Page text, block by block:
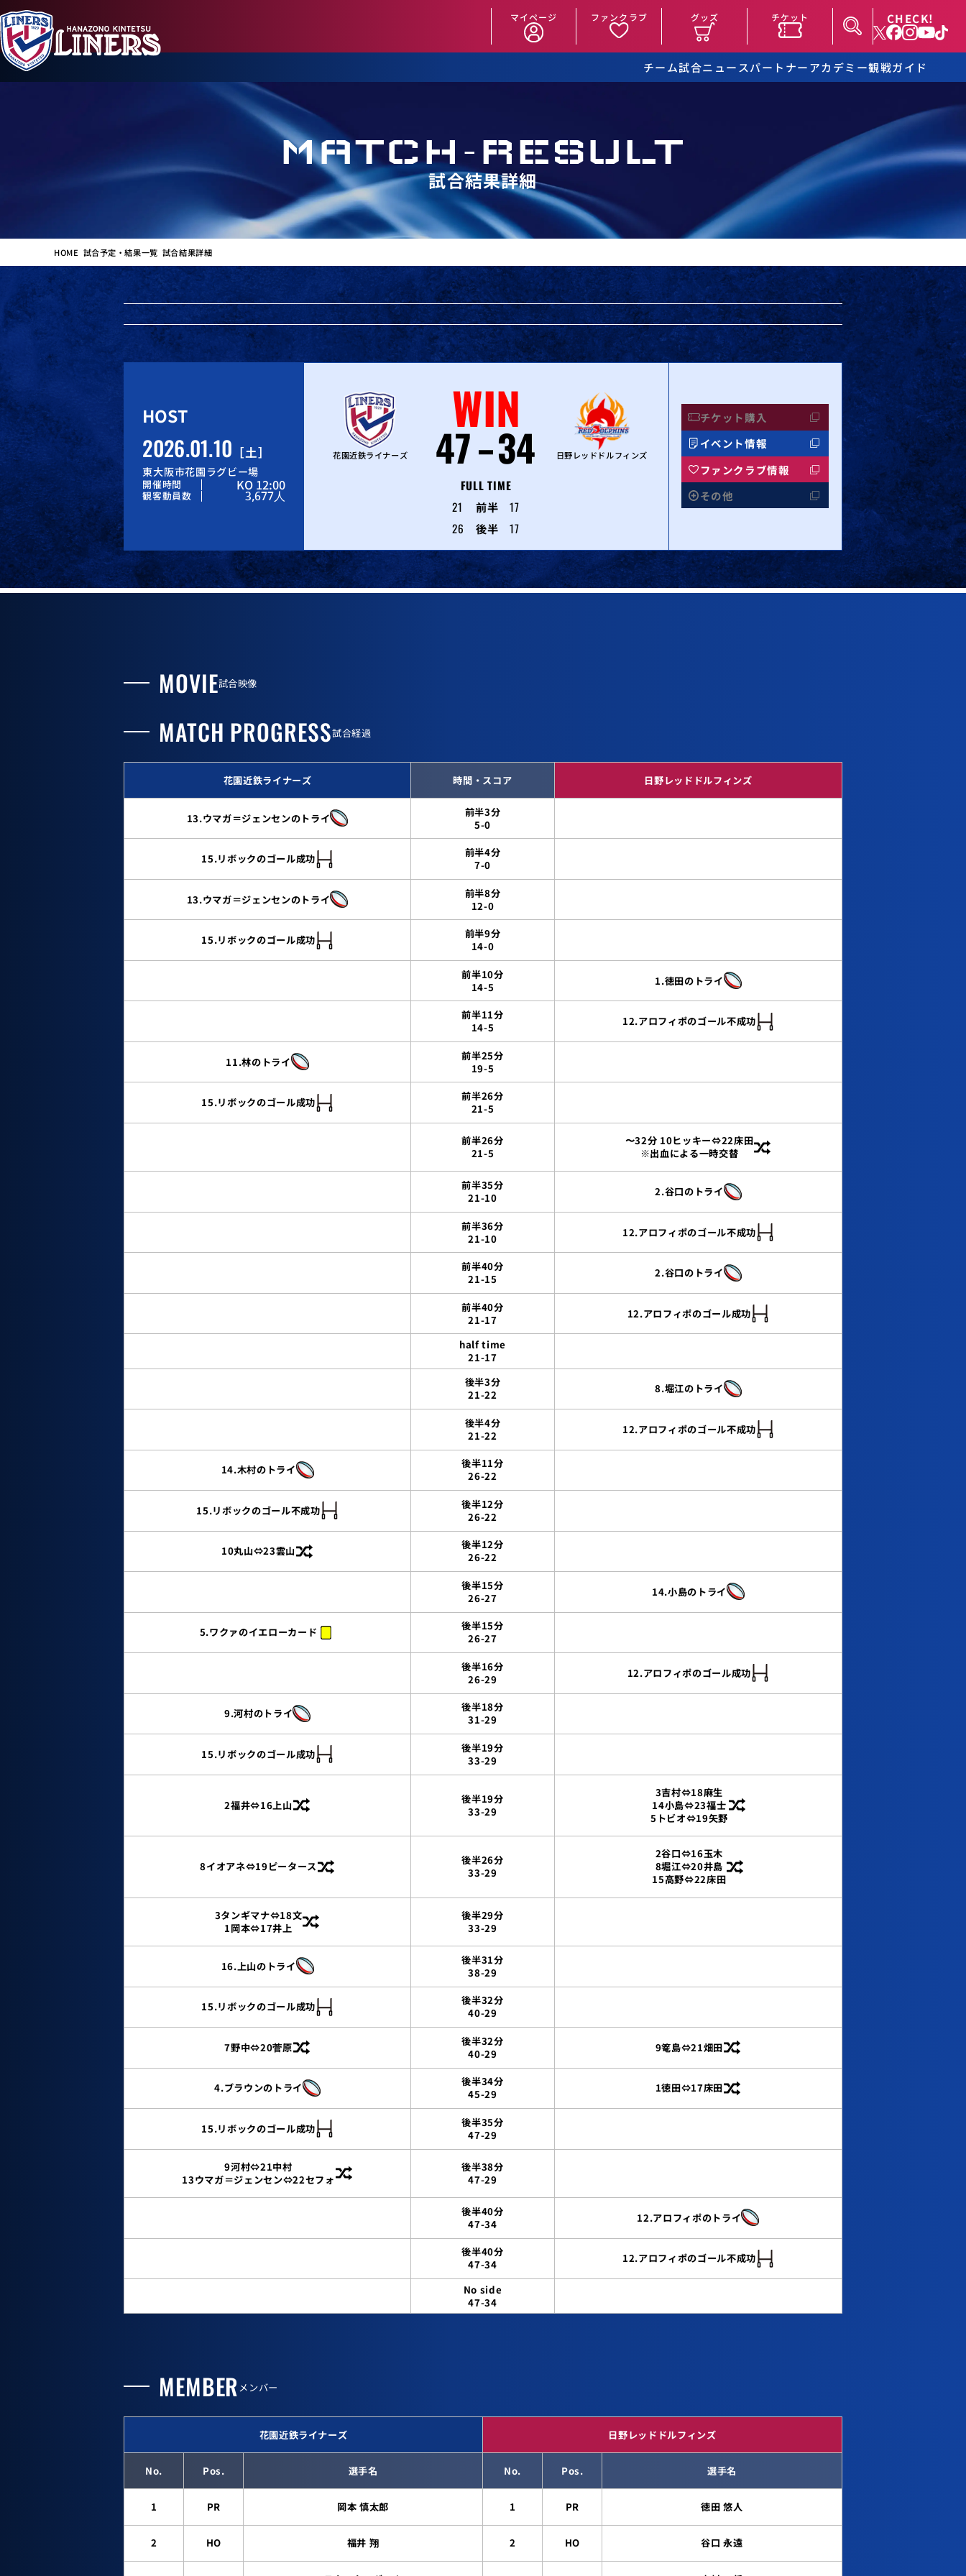
マイページ ファンクラブ グッズ チケット CHECK!
チーム試合ニュースパートナーアカデミー観戦ガイド
MATCH - RESULT
試合結果詳細
HOME 試合予定・結果一覧 試合結果詳細
HOST
2026.01.10 土
東大阪市花園ラグビー場
開催時間 KO 12:00
観客動員数 3,677人
花園近鉄ライナーズ
WIN
47 34 日野レッドドルフィンズ
FULL TIME
21
前半
17
26
後半 17
チケット購入
イベント情報
ファンクラブ情報
その他
MOVIE試合映像
MATCH PROGRESS試合経過
花園近鉄ライナーズ 時間・スコア 日野レッドドルフィンズ
13.ウマガ＝ジェンセンのトライ
前半3分
5-0
15.リボックのゴール成功
前半4分
7-0
13.ウマガ＝ジェンセンのトライ
前半8分
12-0
15.リボックのゴール成功
前半9分
14-0
前半10分
14-5
1.徳田のトライ
前半11分
14-5
12.アロフィポのゴール不成功
11.林のトライ
前半25分
19-5
15.リボックのゴール成功
前半26分
21-5
前半26分
21-5
〜32分 10ヒッキー⇔22床田
※出血による一時交替
前半35分
21-10
2.谷口のトライ
前半36分
21-10
12.アロフィポのゴール不成功
前半40分
21-15
2.谷口のトライ
前半40分
21-17
12.アロフィポのゴール成功
half time
21-17
後半3分
21-22
8.堀江のトライ
後半4分
21-22
12.アロフィポのゴール不成功
14.木村のトライ
後半11分
26-22
15.リボックのゴール不成功
後半12分
26-22
10丸山⇔23雲山
後半12分
26-22
後半15分
26-27
14.小島のトライ
5.ワクァのイエローカード
後半15分
26-27
後半16分
26-29
12.アロフィポのゴール成功
9.河村のトライ
後半18分
31-29
15.リボックのゴール成功
後半19分
33-29
2福井⇔16上山
後半19分
33-29
3吉村⇔18麻生
14小島⇔23福士
5トビオ⇔19矢野
8イオアネ⇔19ピータース
後半26分
33-29
2谷口⇔16玉木
8堀江⇔20井島
15高野⇔22床田
3タンギマナ⇔18文
1岡本⇔17井上
後半29分
33-29
16.上山のトライ
後半31分
38-29
15.リボックのゴール成功
後半32分
40-29
7野中⇔20菅原
後半32分
40-29
9篭島⇔21畑田
4.ブラウンのトライ
後半34分
45-29
1徳田⇔17床田
15.リボックのゴール成功
後半35分
47-29
9河村⇔21中村
13ウマガ＝ジェンセン⇔22セフォ
後半38分
47-29
後半40分
47-34
12.アロフィポのトライ
後半40分
47-34
12.アロフィポのゴール不成功
No side
47-34
MEMBER メンバー
花園近鉄ライナーズ
No. Pos. 選手名
1 PR 岡本 慎太郎
2 HO 福井 翔
日野レッドドルフィンズ
No. Pos. 選手名
1 PR 徳田 悠人
2 HO 谷口 永遠